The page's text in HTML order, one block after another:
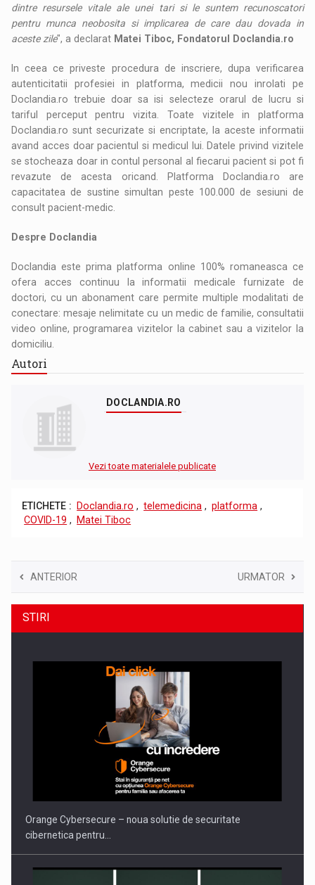
dintre resursele vitale ale unei tari si le suntem recunoscatori
pentru munca neobosita si implicarea de care dau dovada in
aceste zile", a declarat Matei Tiboc, Fondatorul Doclandia.ro
In ceea ce priveste procedura de inscriere, dupa verificarea
autenticitatii profesiei in platforma, medicii nou inrolati pe
Doclandia.ro trebuie doar sa isi selecteze orarul de lucru si
tariful perceput pentru vizita. Toate vizitele in platforma
Doclandia.ro sunt securizate si encriptate, la aceste informatii
avand acces doar pacientul si medicul lui. Datele privind vizitele
se stocheaza doar in contul personal al fiecarui pacient si pot fi
revazute de acesta oricand. Platforma Doclandia.ro are
capacitatea de sustine simultan peste 100.000 de sesiuni de
consult pacient-medic.
Despre Doclandia
Doclandia este prima platforma online 100% romaneasca ce
ofera acces continuu la informatii medicale furnizate de
doctori, cu un abonament care permite multiple modalitati de
conectare: mesaje nelimitate cu un medic de familie, consultatii
video online, programarea vizitelor la cabinet sau a vizitelor la
domiciliu.
Autori
DOCLANDIA.RO
Vezi toate materialele publicate
ETICHETE : Doclandia.ro , telemedicina , platforma ,
COVID-19 , Matei Tiboc
ANTERIOR URMATOR
STIRI
Orange Cybersecure – noua solutie de securitate
cibernetica pentru…